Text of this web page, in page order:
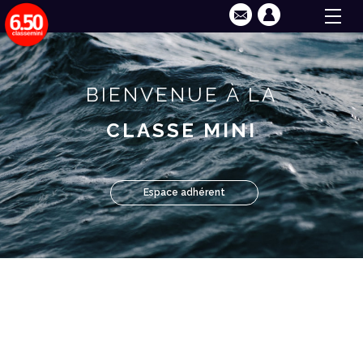
BIENVENUE À LA
CLASSE MINI
Espace adhérent